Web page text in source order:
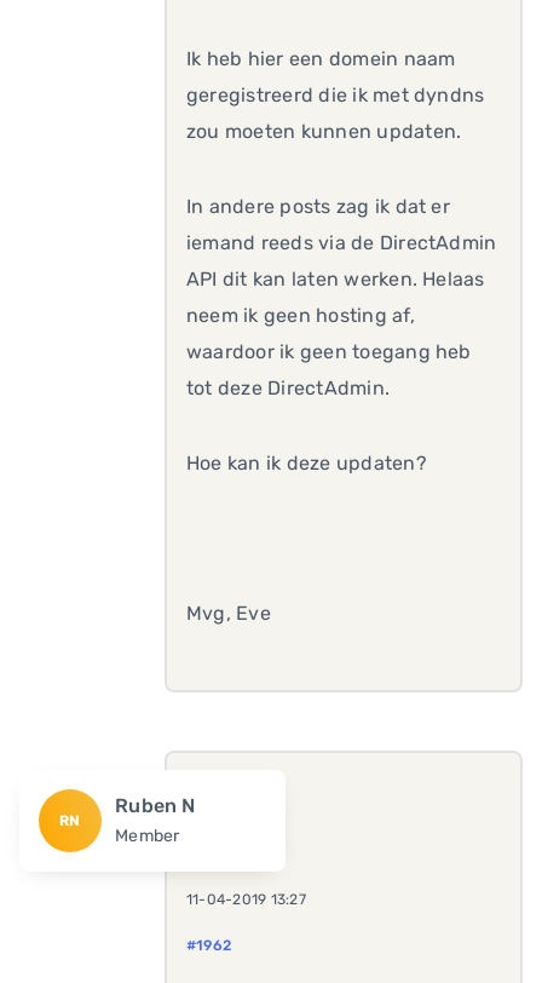
Ik heb hier een domein naam
geregistreerd die ik met dyndns
zou moeten kunnen updaten.
In andere posts zag ik dat er
iemand reeds via de DirectAdmin
API dit kan laten werken. Helaas
neem ik geen hosting af,
waardoor ik geen toegang heb
tot deze DirectAdmin.
Hoe kan ik deze updaten?
Mvg, Eve
RN
Ruben N
Member
11-04-2019 13:27
#1962